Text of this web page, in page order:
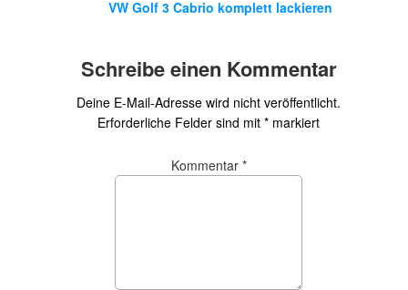
VW Golf 3 Cabrio komplett lackieren
Schreibe einen Kommentar
Deine E-Mail-Adresse wird nicht veröffentlicht.
Erforderliche Felder sind mit * markiert
Kommentar *